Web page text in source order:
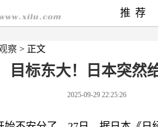
察 > 正文
目标东大！日本突然
2025-09-29 22:25:26
推荐